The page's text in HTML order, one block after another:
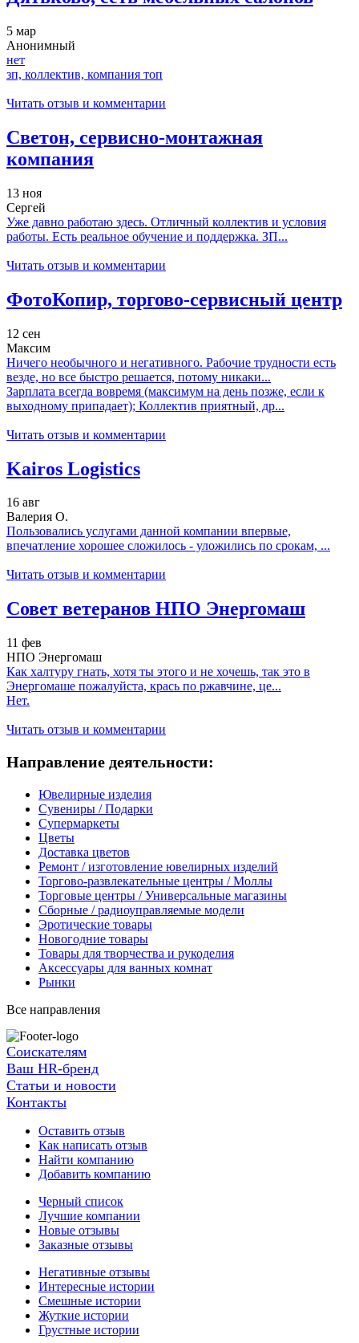
5 мар
Анонимный
нет
зп, коллектив, компания топ
Читать отзыв и комментарии
Светон, сервисно-монтажная
компания
13 ноя
Сергей
Уже давно работаю здесь. Отличный коллектив и условия
работы. Есть реальное обучение и поддержка. ЗП...
Читать отзыв и комментарии
ФотоКопир, торгово-сервисный центр
12 сен
Максим
Ничего необычного и негативного. Рабочие трудности есть
везде, но все быстро решается, потому никаки...
Зарплата всегда вовремя (максимум на день позже, если к
выходному припадает); Коллектив приятный, др...
Читать отзыв и комментарии
Kairos Logistics
16 авг
Валерия О.
Пользовались услугами данной компании впервые,
впечатление хорошее сложилось - уложились по срокам, ...
Читать отзыв и комментарии
Совет ветеранов НПО Энергомаш
11 фев
НПО Энергомаш
Как халтуру гнать, хотя ты этого и не хочешь, так это в
Энергомаше пожалуйста, крась по ржавчине, це...
Нет.
Читать отзыв и комментарии
Направление деятельности:
Ювелирные изделия
Сувениры / Подарки
Супермаркеты
Цветы
Доставка цветов
Ремонт / изготовление ювелирных изделий
Торгово-развлекательные центры / Моллы
Торговые центры / Универсальные магазины
Сборные / радиоуправляемые модели
Эротические товары
Новогодние товары
Товары для творчества и рукоделия
Аксессуары для ванных комнат
Рынки
Все направления
Соискателям
Ваш HR-бренд
Статьи и новости
Контакты
Оставить отзыв
Как написать отзыв
Найти компанию
Добавить компанию
Черный список
Лучшие компании
Новые отзывы
Заказные отзывы
Негативные отзывы
Интересные истории
Смешные истории
Жуткие истории
Грустные истории